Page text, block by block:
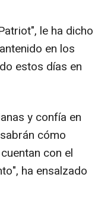
le ha dicho
en los
estos días en
y confía en
cómo
con el
ha ensalzado